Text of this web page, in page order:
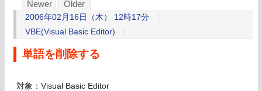
Newer Older
2006年02月16日（木） 12時17分
VBE(Visual Basic Editor)
単語を削除する
対象：Visual Basic Editor